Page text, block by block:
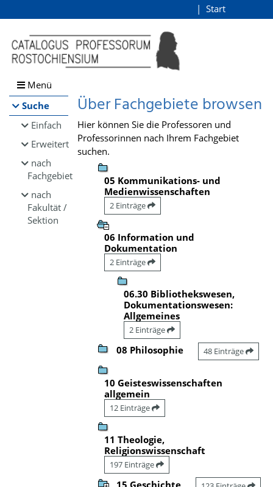
Browsen
direkt zum Inhalt
Start
Menü
Suche
Einfach
Erweitert
nach
Fachgebiet
nach
Fakultät /
Sektion
Über Fachgebiete browsen
Hier können Sie die Professoren und
Professorinnen nach Ihrem Fachgebiet
suchen.
05 Kommunikations- und
Medienwissenschaften
2 Einträge
06 Information und
Dokumentation
2 Einträge
06.30 Bibliothekswesen,
Dokumentationswesen:
Allgemeines
2 Einträge
08 Philosophie 48 Einträge
10 Geisteswissenschaften
allgemein
12 Einträge
11 Theologie,
Religionswissenschaft
197 Einträge
15 Geschichte